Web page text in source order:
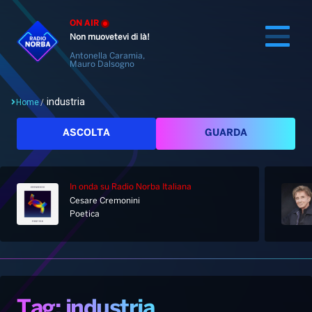
ON AIR
Non muovetevi di là!
Antonella Caramia,
Mauro Dalsogno
Home
Palinsesto
Notizie
Home/ industria
ASCOLTA GUARDA
In onda su Radio Norba Italiana
Cesare Cremonini
Poetica